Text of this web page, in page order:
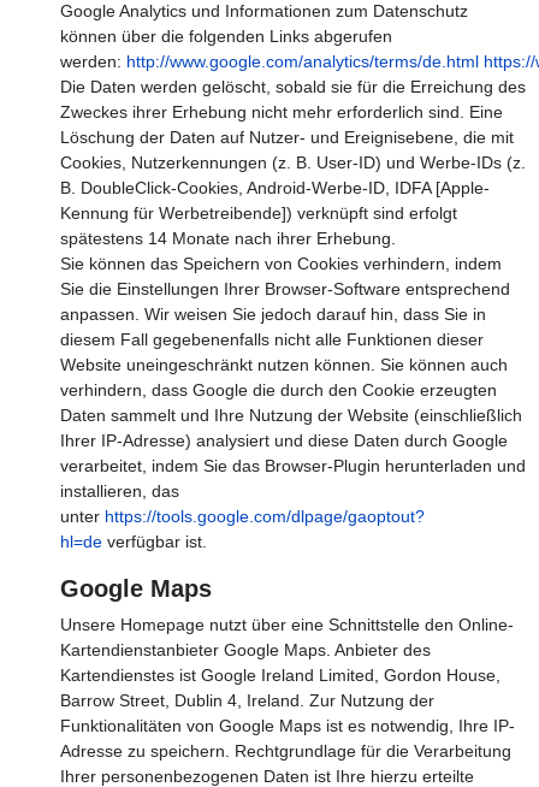
Google Analytics und Informationen zum Datenschutz
können über die folgenden Links abgerufen
werden: http://www.google.com/analytics/terms/de.html
Die Daten werden gelöscht, sobald sie für die Erreichung des
Zweckes ihrer Erhebung nicht mehr erforderlich sind. Eine
Löschung der Daten auf Nutzer- und Ereignisebene, die mit
Cookies, Nutzerkennungen (z. B. User-ID) und Werbe-IDs (z.
B. DoubleClick-Cookies, Android-Werbe-ID, IDFA [Apple-
Kennung für Werbetreibende]) verknüpft sind erfolgt
spätestens 14 Monate nach ihrer Erhebung.
Sie können das Speichern von Cookies verhindern, indem
Sie die Einstellungen Ihrer Browser-Software entsprechend
anpassen. Wir weisen Sie jedoch darauf hin, dass Sie in
diesem Fall gegebenenfalls nicht alle Funktionen dieser
Website uneingeschränkt nutzen können. Sie können auch
verhindern, dass Google die durch den Cookie erzeugten
Daten sammelt und Ihre Nutzung der Website (einschließlich
Ihrer IP-Adresse) analysiert und diese Daten durch Google
verarbeitet, indem Sie das Browser-Plugin herunterladen und
installieren, das
unter https://tools.google.com/dlpage/gaoptout?
hl=de verfügbar ist.
Google Maps
Unsere Homepage nutzt über eine Schnittstelle den Online-
Kartendienstanbieter Google Maps. Anbieter des
Kartendienstes ist Google Ireland Limited, Gordon House,
Barrow Street, Dublin 4, Ireland. Zur Nutzung der
Funktionalitäten von Google Maps ist es notwendig, Ihre IP-
Adresse zu speichern. Rechtgrundlage für die Verarbeitung
Ihrer personenbezogenen Daten ist Ihre hierzu erteilte